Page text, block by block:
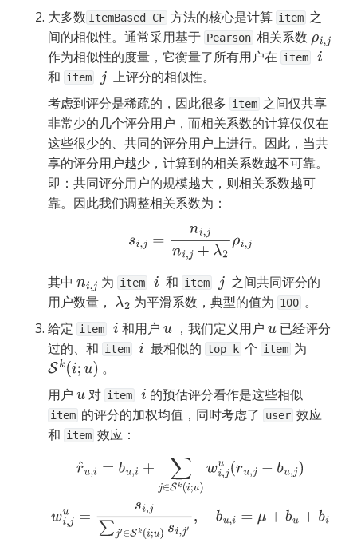
大多数 ItemBased CF 方法的核心是计算 item 之
间的相似性。通常采用基于 Pearson 相关系数 ρi,j
作为相似性的度量，它衡量了所有用户在 item
i
和 item j
  上评分的相似性。
考虑到评分是稀疏的，因此很多 item 之间仅共享
非常少的几个评分用户，而相关系数的计算仅仅在
这些很少的、共同的评分用户上进行。因此，当共
享的评分用户越少，计算到的相关系数越不可靠。
即：共同评分用户的规模越大，则相关系数越可
靠。因此我们调整相关系数为：
s ,j= ni,jni,j+λ2ρi,j
其中 ni,j 为 item i
  和
item j
  之间共同评分的
用户数量， λ2 为平滑系数，典型的值为 100 。
给定 item i 和用户 u ，我们定义用户 u 已经评分
过的、和 item i
  最相似的
top k 个 item 为
Sk(iu)
。
用户 u 对 item i 的预估评分看作是这些相似
item 的评分的加权均值，同时考虑了 user 效应
和 item 效应：
=bu i+ ∑j∈S k( w ju ru,j−bu, )wi,j u= si,
si,j′,bu,i=